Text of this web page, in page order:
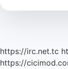
https://irc.net.tc
https://